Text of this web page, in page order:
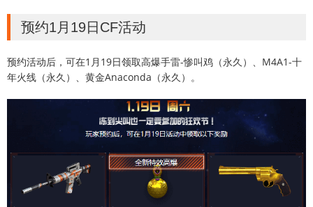
预约1月19日CF活动
预约活动后，可在1月19日领取高爆手雷-惨叫鸡（永久）、M4A1-十
年火线（永久）、黄金Anaconda（永久）。